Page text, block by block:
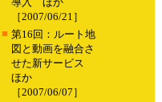
［2007/06/21］
■ 第16回：ルート地
図と動画を融合さ
せた新サービス
ほか
［2007/06/07］